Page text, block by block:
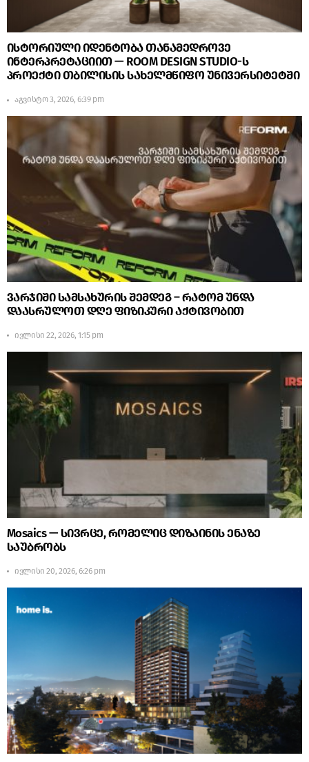
ისტორიული იდენტობა თანამედროვე
ინტერპრეტაციით — ROOM DESIGN STUDIO-ს
პროექტი თბილისის სახელმწიფო უნივერსიტეტში
აგვისტო 3, 2026, 6:39 pm
ვარჯიში სამსახურის შემდეგ – რატომ უნდა
დაასრულოთ დღე ფიზიკური აქტივობით
ივლისი 22, 2026, 1:15 pm
Mosaics — სივრცე, რომელიც დიზაინის ენაზე
საუბრობს
ივლისი 20, 2026, 6:26 pm